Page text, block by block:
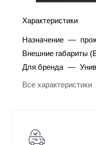
Характеристики
Назначение —
Внешние габариты
Для бренда —
Все характеристики